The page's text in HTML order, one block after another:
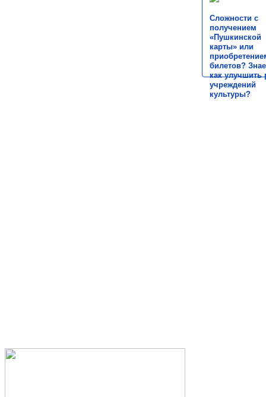
Сложности с
получением
«Пушкинской
карты» или
билетов?
как улучшить
учреждений
культуры?